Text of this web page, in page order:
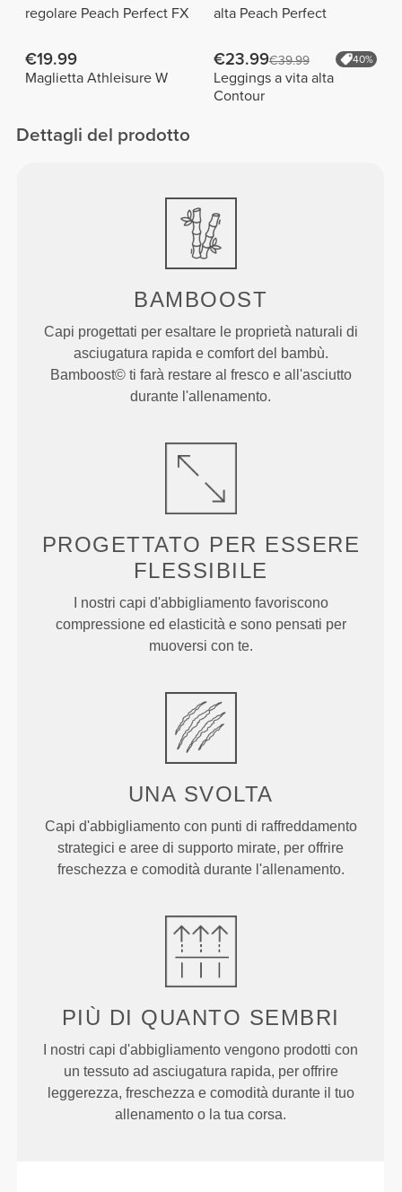
regolare Peach Perfect FX
alta Peach Perfect
€19.99
Maglietta Athleisure W
€23.99€39.99 40%
Leggings a vita alta
Contour
Dettagli del prodotto
BAMBOOST
Capi progettati per esaltare le proprietà naturali di
asciugatura rapida e comfort del bambù.
Bamboost© ti farà restare al fresco e all'asciutto
durante l'allenamento.
PROGETTATO PER ESSERE
FLESSIBILE
I nostri capi d'abbigliamento favoriscono
compressione ed elasticità e sono pensati per
muoversi con te.
UNA SVOLTA
Capi d'abbigliamento con punti di raffreddamento
strategici e aree di supporto mirate, per offrire
freschezza e comodità durante l'allenamento.
PIÙ DI QUANTO SEMBRI
I nostri capi d'abbigliamento vengono prodotti con
un tessuto ad asciugatura rapida, per offrire
leggerezza, freschezza e comodità durante il tuo
allenamento o la tua corsa.